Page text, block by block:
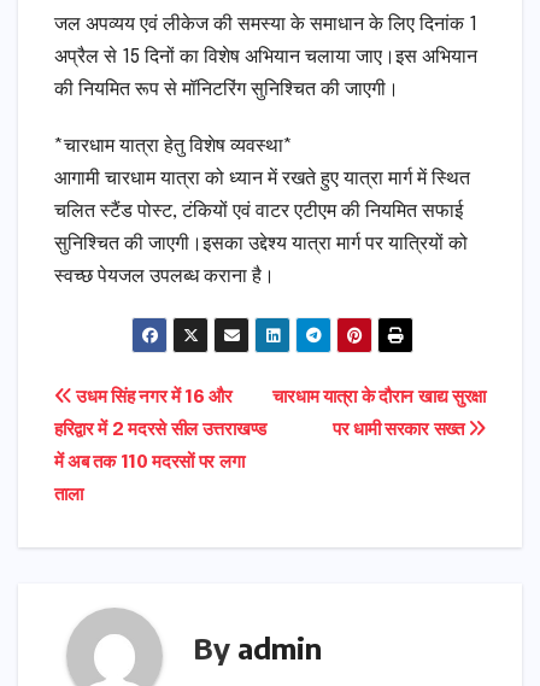
जल अपव्यय एवं लीकेज की समस्या के समाधान के लिए दिनांक 1
अप्रैल से 15 दिनों का विशेष अभियान चलाया जाए।इस अभियान
की नियमित रूप से मॉनिटरिंग सुनिश्चित की जाएगी।
*चारधाम यात्रा हेतु विशेष व्यवस्था*
आगामी चारधाम यात्रा को ध्यान में रखते हुए यात्रा मार्ग में स्थित
चलित स्टैंड पोस्ट, टंकियों एवं वाटर एटीएम की नियमित सफाई
सुनिश्चित की जाएगी।इसका उद्देश्य यात्रा मार्ग पर यात्रियों को
स्वच्छ पेयजल उपलब्ध कराना है।
Post
navigation
चारधाम यात्रा के दौरान खाद्य सुरक्षा
पर धामी सरकार सख्त
उधम सिंह नगर में 16 और
हरिद्वार में 2 मदरसे सील उत्तराखण्ड
में अब तक 110 मदरसों पर लगा
ताला
By admin